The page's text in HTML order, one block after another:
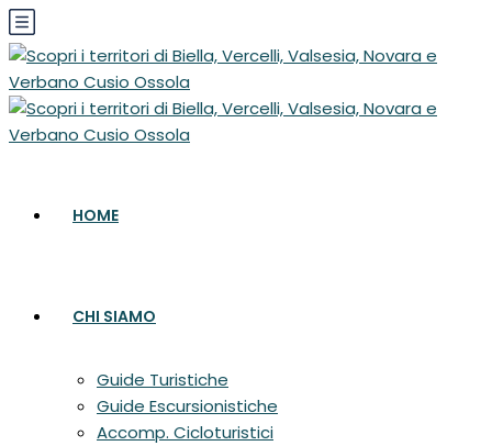
HOME
CHI SIAMO
Guide Turistiche
Guide Escursionistiche
Accomp. Cicloturistici